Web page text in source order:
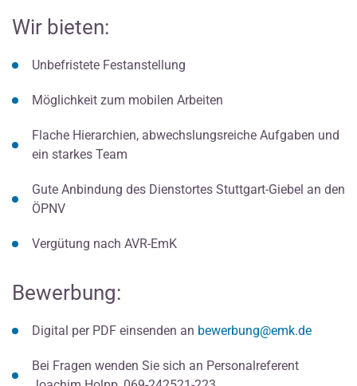
Wir bieten:
Unbefristete Festanstellung
Möglichkeit zum mobilen Arbeiten
Flache Hierarchien, abwechslungsreiche Aufgaben und
ein starkes Team
Gute Anbindung des Dienstortes Stuttgart-Giebel an den
ÖPNV
Vergütung nach AVR-EmK
Bewerbung:
Digital per PDF einsenden an bewerbung@emk.de
Bei Fragen wenden Sie sich an Personalreferent